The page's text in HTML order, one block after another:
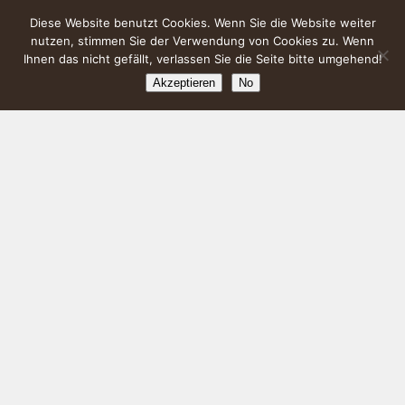
Diese Website benutzt Cookies. Wenn Sie die Website weiter
nutzen, stimmen Sie der Verwendung von Cookies zu. Wenn
Ihnen das nicht gefällt, verlassen Sie die Seite bitte umgehend!
Akzeptieren No